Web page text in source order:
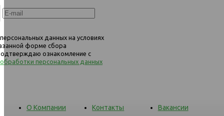
данных на условиях
форме сбора
ознакомление с
персональных данных
О Компании Контакты Вакансии